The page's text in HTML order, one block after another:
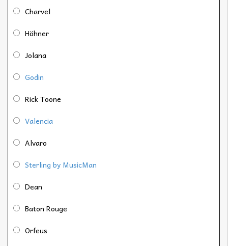
Charvel
Höhner
Jolana
Godin
Rick Toone
Valencia
Alvaro
Sterling by MusicMan
Dean
Baton Rouge
Orfeus